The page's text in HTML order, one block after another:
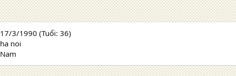
17/3/1990 (Tuổi: 36)
ha noi
Nam